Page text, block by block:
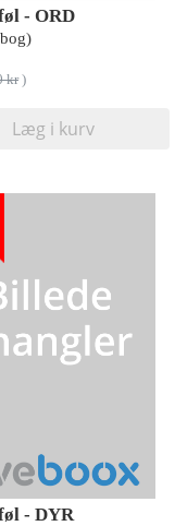
- ORD
kr)
Læg i kurv
- DYR